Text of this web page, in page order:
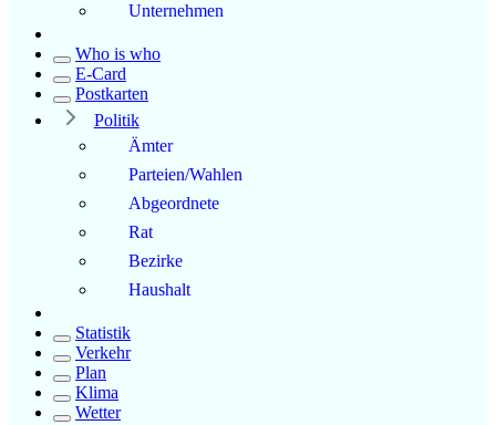
Unternehmen
Who is who
E-Card
Postkarten
Politik
Ämter
Parteien/Wahlen
Abgeordnete
Rat
Bezirke
Haushalt
Statistik
Verkehr
Plan
Klima
Wetter